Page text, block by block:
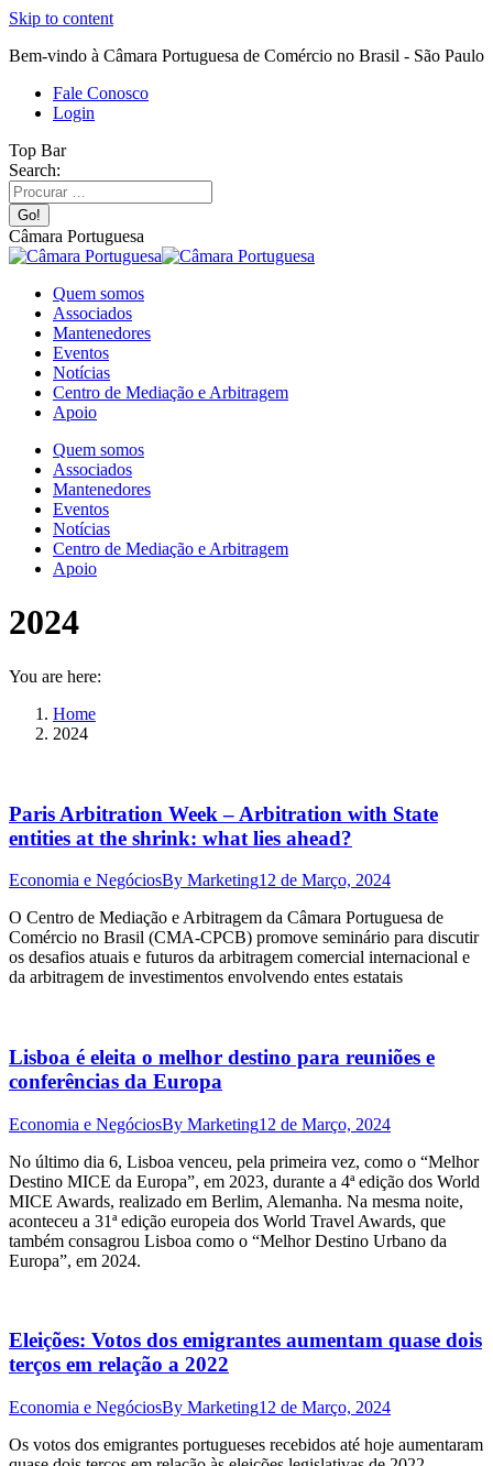
Skip to content
Bem-vindo à Câmara Portuguesa de Comércio no Brasil - São Paulo
Fale Conosco
Login
Top Bar
Search:
Câmara Portuguesa
Quem somos
Associados
Mantenedores
Eventos
Notícias
Centro de Mediação e Arbitragem
Apoio
Quem somos
Associados
Mantenedores
Eventos
Notícias
Centro de Mediação e Arbitragem
Apoio
2024
You are here:
Home
2024
Paris Arbitration Week – Arbitration with State
entities at the shrink: what lies ahead?
Economia e NegóciosBy Marketing12 de Março, 2024
O Centro de Mediação e Arbitragem da Câmara Portuguesa de
Comércio no Brasil (CMA-CPCB) promove seminário para discutir
os desafios atuais e futuros da arbitragem comercial internacional e
da arbitragem de investimentos envolvendo entes estatais
Lisboa é eleita o melhor destino para reuniões e
conferências da Europa
Economia e NegóciosBy Marketing12 de Março, 2024
No último dia 6, Lisboa venceu, pela primeira vez, como o “Melhor
Destino MICE da Europa”, em 2023, durante a 4ª edição dos World
MICE Awards, realizado em Berlim, Alemanha. Na mesma noite,
aconteceu a 31ª edição europeia dos World Travel Awards, que
também consagrou Lisboa como o “Melhor Destino Urbano da
Europa”, em 2024.
Eleições: Votos dos emigrantes aumentam quase dois
terços em relação a 2022
Economia e NegóciosBy Marketing12 de Março, 2024
Os votos dos emigrantes portugueses recebidos até hoje aumentaram